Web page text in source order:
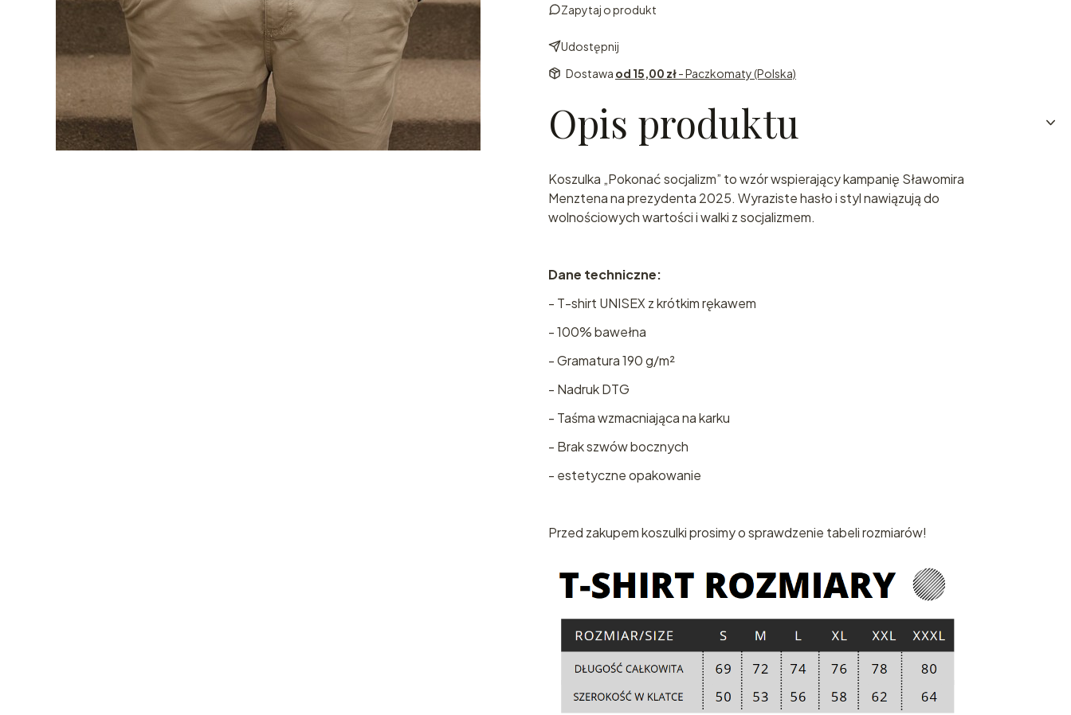
Zapytaj o produkt
Udostępnij
Dostawa od 15,00 zł- Paczkomaty (Polska)
Opis produktu
Koszulka „Pokonać socjalizm” to wzór wspierający kampanię Sławomira
Menztena na prezydenta 2025. Wyraziste hasło i styl nawiązują do
wolnościowych wartości i walki z socjalizmem.
Dane techniczne:
- T-shirt UNISEX z krótkim rękawem
- 100% bawełna
- Gramatura 190 g/m²
- Nadruk DTG
- Taśma wzmacniająca na karku
- Brak szwów bocznych
- estetyczne opakowanie
Przed zakupem koszulki prosimy o sprawdzenie tabeli rozmiarów!